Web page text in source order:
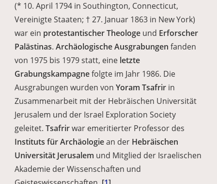
(* 10. April 1794 in Southington, Connecticut,
Vereinigte Staaten; † 27. Januar 1863 in New York)
war ein protestantischer Theologe und Erforscher
Palästinas. Archäologische Ausgrabungen fanden
von 1975 bis 1979 statt, eine letzte
Grabungskampagnefolgte im Jahr 1986. Die
Ausgrabungen wurden von Yoram Tsafrir in
Zusammenarbeit mit der Hebräischen Universität
Jerusalem und der Israel Exploration Society
geleitet. Tsafrirwar emeritierter Professor des
Instituts für Archäologiean der Hebräischen
Universität Jerusalem und Mitglied der Israelischen
Akademie der Wissenschaften und